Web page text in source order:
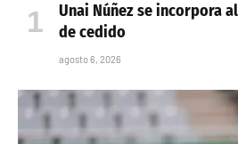
Unai Núñez se incorpora
de cedido
agosto 6, 2026